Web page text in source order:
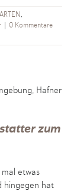
,
0 Kommentare
zum
etwas
hingegen hat